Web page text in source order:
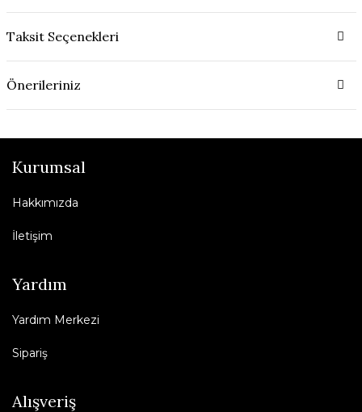
Taksit Seçenekleri
Önerileriniz
Kurumsal
Hakkımızda
İletişim
Yardım
Yardım Merkezi
Sipariş
Alışveriş